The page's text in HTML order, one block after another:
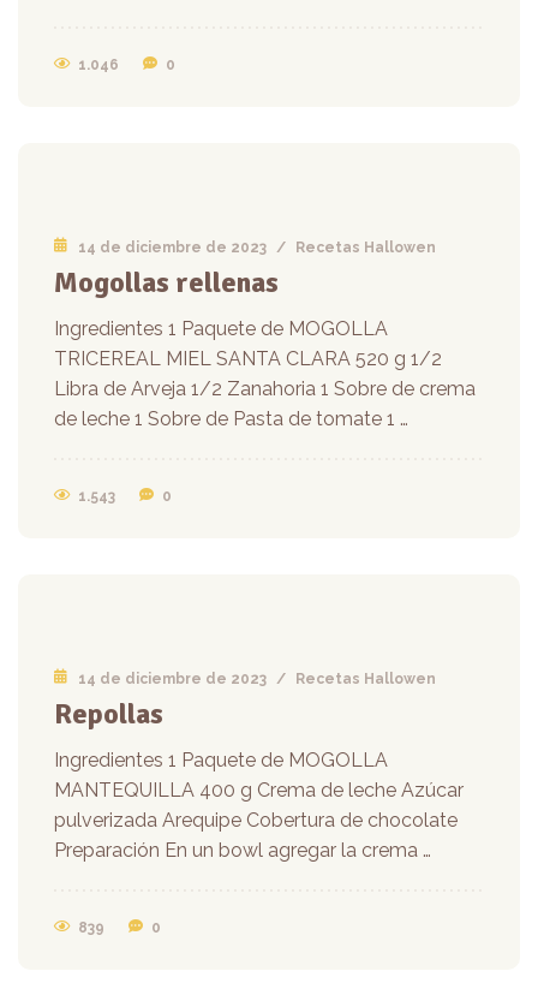
1.046 0
14 de diciembre de 2023 / Recetas Hallowen
Mogollas rellenas
Ingredientes 1 Paquete de MOGOLLA
TRICEREAL MIEL SANTA CLARA 520 g 1/2
Libra de Arveja 1/2 Zanahoria 1 Sobre de crema
de leche 1 Sobre de Pasta de tomate 1 …
1.543 0
14 de diciembre de 2023 / Recetas Hallowen
Repollas
Ingredientes 1 Paquete de MOGOLLA
MANTEQUILLA 400 g Crema de leche Azúcar
pulverizada Arequipe Cobertura de chocolate
Preparación En un bowl agregar la crema …
839 0